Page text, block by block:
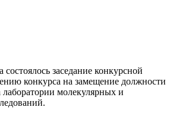
состоялось заседание конкурсной
конкурса на замещение должности
лаборатории молекулярных и